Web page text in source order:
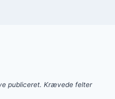
publiceret. Krævede felter